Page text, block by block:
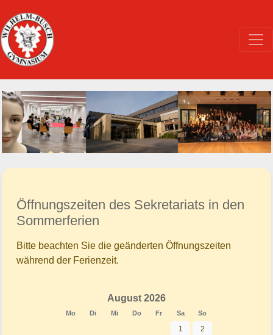
Öffnungszeiten des Sekretariats in den
Sommerferien
Bitte beachten Sie die geänderten Öffnungszeiten
während der Ferienzeit.
August 2026
Mo Di Mi Do Fr Sa So
1 2